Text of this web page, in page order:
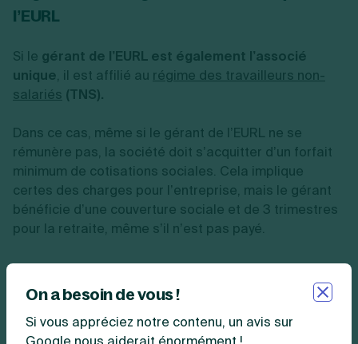
l’EURL
Si le gérant de l’EURL est également l’associé
unique, il est affilié au régime des travailleurs non-
salariés (TNS).
Dans ce cas, même si le gérant de l’EURL ne se
rémunère pas, la société doit s’acquitter d’un forfait
minimum de cotisations sociales. Cela implique
certes des charges pour l’entreprise, mais le gérant
bénéficie d’une couverture sociale et de 3 trimestres
pour la retraite, même s’il n’est pas payé.
Régime social du gérant d’EURL non associé
situations sont à distinguer :
On a besoin de vous !
Si vous appréciez notre contenu, un avis sur